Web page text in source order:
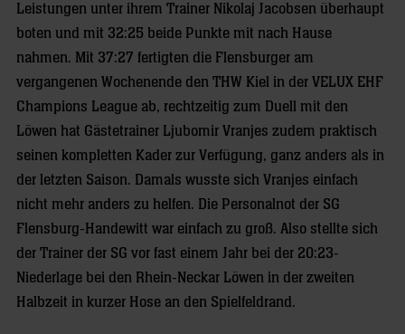
Leistungen unter ihrem Trainer Nikolaj Jacobsen überhaupt
boten und mit 32:25 beide Punkte mit nach Hause
nahmen. Mit 37:27 fertigten die Flensburger am
vergangenen Wochenende den THW Kiel in der VELUX EHF
Champions League ab, rechtzeitig zum Duell mit den
Löwen hat Gästetrainer Ljubomir Vranjes zudem praktisch
seinen kompletten Kader zur Verfügung, ganz anders als in
der letzten Saison. Damals wusste sich Vranjes einfach
nicht mehr anders zu helfen. Die Personalnot der SG
Flensburg-Handewitt war einfach zu groß. Also stellte sich
der Trainer der SG vor fast einem Jahr bei der 20:23-
Niederlage bei den Rhein-Neckar Löwen in der zweiten
Halbzeit in kurzer Hose an den Spielfeldrand.